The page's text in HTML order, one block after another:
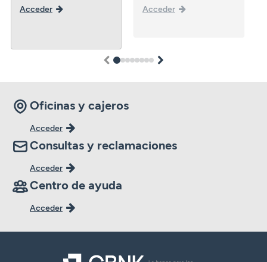
Acceder Acceder
12345678
Oficinas y cajeros
Acceder
Consultas y reclamaciones
Acceder
Centro de ayuda
Acceder